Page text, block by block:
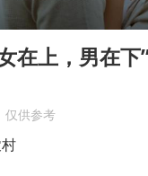
白海豚将正面
酒店回应车内
牛津大学一纸
网传《披荆
在上，男在下
仅供参考